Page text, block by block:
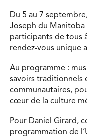
Du 5 au 7
Joseph du Manitoba
participants de tous
rendez-vous unique
Au programme :
savoirs traditionnels
communautaires,
cœur de la culture
Pour Daniel Girard,
programmation de